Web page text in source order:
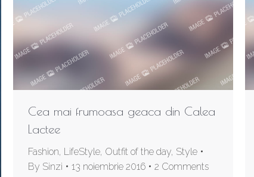
Cea mai frumoasa geaca din Calea
Lactee
Fashion, LifeStyle, Outfit of the day, Style
By Sinzi 13 noiembrie 2016 2 Comments